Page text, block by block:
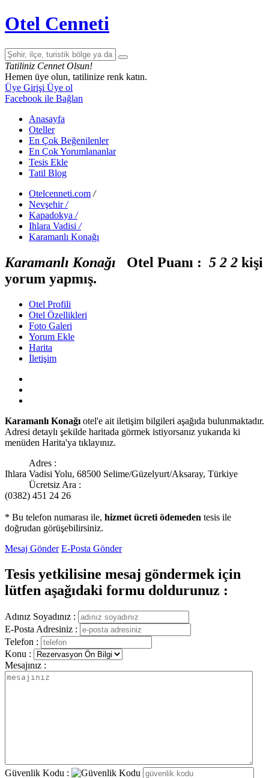
Otel Cenneti
Tatiliniz Cennet Olsun!
Hemen üye olun, tatilinize renk katın.
Üye Girişi Üye ol
Facebook ile Bağlan
Anasayfa
Oteller
En Çok Beğenilenler
En Çok Yorumlananlar
Tesis Ekle
Tatil Blog
Otelcenneti.com /
Nevşehir /
Kapadokya /
Ihlara Vadisi /
Karamanlı Konağı
Karamanlı Konağı Otel Puanı : 5 2 2 kişi
yorum yapmış.
Otel Profili
Otel Özellikleri
Foto Galeri
Yorum Ekle
Harita
İletişim
Karamanlı Konağı otel'e ait iletişim bilgileri aşağıda bulunmaktadır.
Adresi detaylı şekilde haritada görmek istiyorsanız yukarıda ki
menüden Harita'ya tıklayınız.
Adres :
Ihlara Vadisi Yolu, 68500 Selime/Güzelyurt/Aksaray, Türkiye
Ücretsiz Ara :
(0382) 451 24 26
* Bu telefon numarası ile, hizmet ücreti ödemeden tesis ile
doğrudan görüşebilirsiniz.
Mesaj Gönder E-Posta Gönder
Tesis yetkilisine mesaj göndermek için
lütfen aşağıdaki formu doldurunuz :
Adınız Soyadınız :
E-Posta Adresiniz :
Telefon :
Konu :
Mesajınız :
Güvenlik Kodu :